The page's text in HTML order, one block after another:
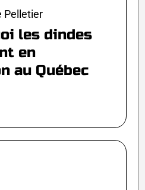
Pelletier
les dindes
en
au Québec